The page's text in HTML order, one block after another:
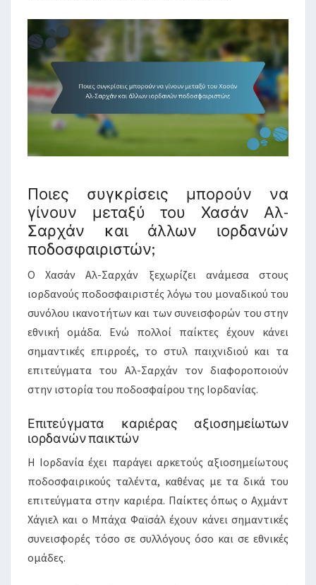
Ποιες συγκρίσεις μπορούν να
γίνουν μεταξύ του Χασάν Αλ-
Σαρχάν και άλλων ιορδανών
ποδοσφαιριστών;
Ο Χασάν Αλ-Σαρχάν ξεχωρίζει ανάμεσα στους
ιορδανούς ποδοσφαιριστές λόγω του μοναδικού του
συνόλου ικανοτήτων και των συνεισφορών του στην
εθνική ομάδα. Ενώ πολλοί παίκτες έχουν κάνει
σημαντικές επιρροές, το στυλ παιχνιδιού και τα
επιτεύγματα του Αλ-Σαρχάν τον διαφοροποιούν
στην ιστορία του ποδοσφαίρου της Ιορδανίας.
Επιτεύγματα καριέρας αξιοσημείωτων
ιορδανών παικτών
Η Ιορδανία έχει παράγει αρκετούς αξιοσημείωτους
ποδοσφαιρικούς ταλέντα, καθένας με τα δικά του
επιτεύγματα στην καριέρα. Παίκτες όπως ο Αχμάντ
Χάγιελ και ο Μπάχα Φαϊσάλ έχουν κάνει σημαντικές
συνεισφορές τόσο σε συλλόγους όσο και σε εθνικές
ομάδες.